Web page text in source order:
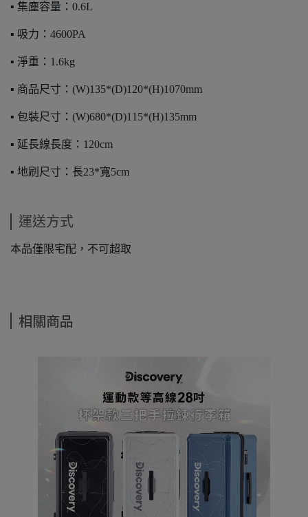
▪️ 集塵容量：0.6L
▪️ 吸力：4600PA
▪️ 淨重：1.6kg
▪️ 商品尺寸：(W)135*(D)120*(H)1070mm
▪️ 包裝尺寸：(W)680*(D)115*(H)135mm
▪️ 延長線長度：120cm
▪️ 地刷尺寸：長23*寬5cm
運送方式
本品僅限宅配，不可超取
相關商品